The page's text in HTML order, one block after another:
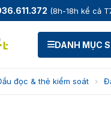
(8h-18h kể cả
DANH MỤC
đọc & thẻ kiểm soát ›